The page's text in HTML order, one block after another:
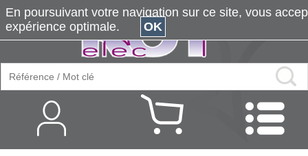
En poursuivant votre navigation sur ce site, vous
expérience optimale.
OK